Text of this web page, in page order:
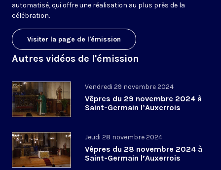
automatisé, qui offre une réalisation au plus près de la
célébration.
Visiter la page de l'émission
Autres vidéos de l'émission
Vendredi 29 novembre 2024
Vêpres du 29 novembre 2024 à
Saint-Germain l’Auxerrois
Jeudi 28 novembre 2024
Vêpres du 28 novembre 2024 à
Saint-Germain l’Auxerrois